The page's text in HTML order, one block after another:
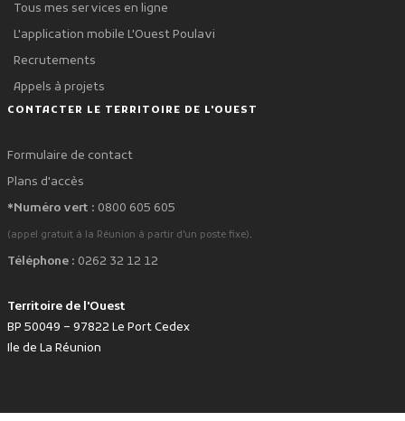
Tous mes services en ligne
L'application mobile L'Ouest Poulavi
Recrutements
Appels à projets
CONTACTER LE TERRITOIRE DE L'OUEST
Formulaire de contact
Plans d'accès
*Numéro vert : 0800 605 605
(appel gratuit à la Réunion à partir d'un poste fixe).
Téléphone : 0262 32 12 12
Territoire de l'Ouest
BP 50049 – 97822 Le Port Cedex
Ile de La Réunion